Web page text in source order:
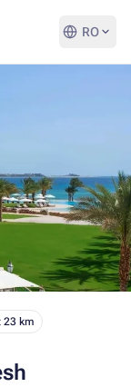
RO
23 km